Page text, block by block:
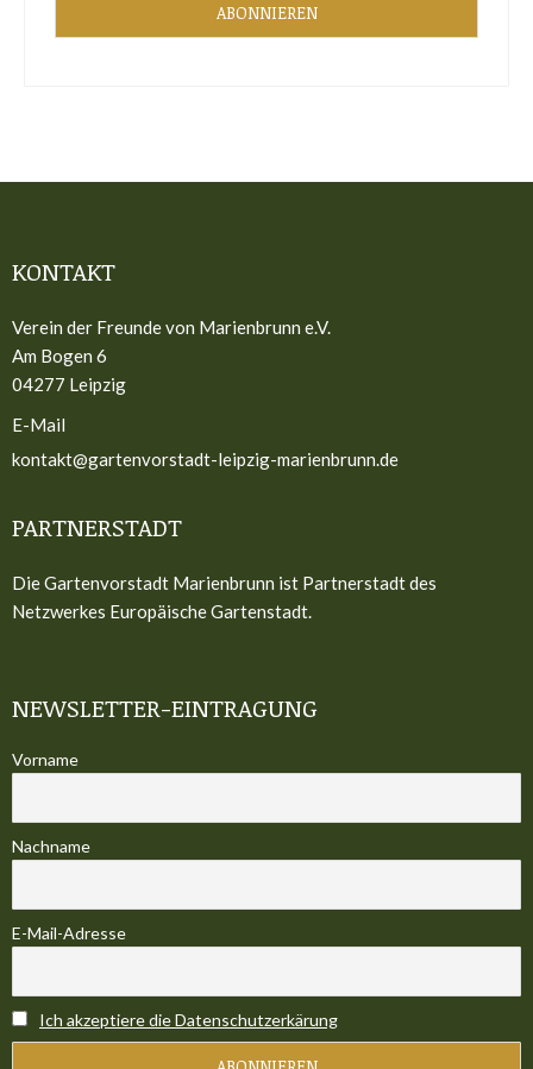
KONTAKT
Verein der Freunde von Marienbrunn e.V.
Am Bogen 6
04277 Leipzig
E-Mail
kontakt@gartenvorstadt-leipzig-marienbrunn.de
PARTNERSTADT
Die Gartenvorstadt Marienbrunn ist Partnerstadt des
Netzwerkes Europäische Gartenstadt.
NEWSLETTER-EINTRAGUNG
Vorname
Nachname
E-Mail-Adresse
Ich akzeptiere die Datenschutzerkärung